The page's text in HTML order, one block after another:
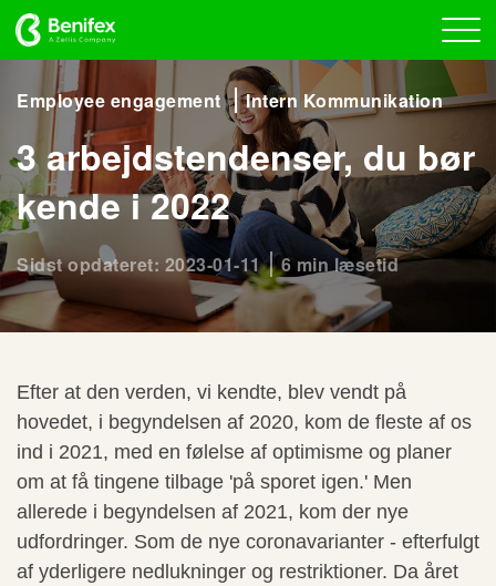
Employee engagement Intern Kommunikation
3 arbejdstendenser, du bør
kende i 2022
Sidst opdateret: 2023-01-11 6 min læsetid
Efter at den verden, vi kendte, blev vendt på
hovedet, i begyndelsen af 2020, kom de fleste af os
ind i 2021, med en følelse af optimisme og planer
om at få tingene tilbage 'på sporet igen.' Men
allerede i begyndelsen af 2021, kom der nye
udfordringer. Som de nye coronavarianter - efterfulgt
af yderligere nedlukninger og restriktioner. Da året